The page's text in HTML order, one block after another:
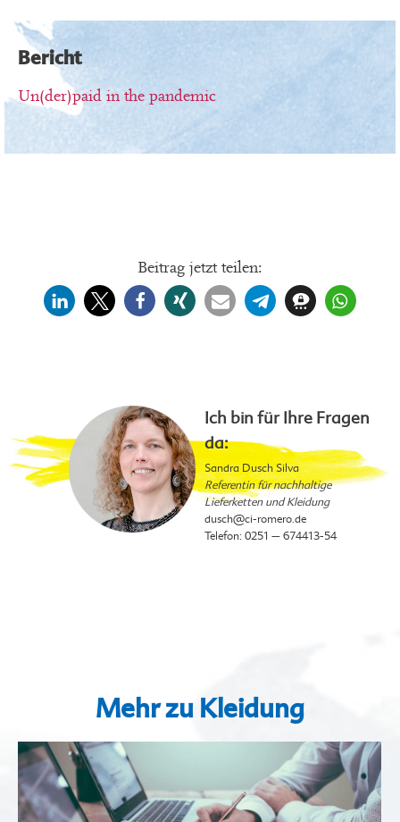
Bericht
Un(der)paid in the pandemic
Beitrag jetzt teilen:
Ich bin für Ihre Fragen
da:
Sandra Dusch Silva
Referentin für nachhaltige
Lieferketten und Kleidung
dusch@ci-romero.de
Telefon: 0251 – 674413-54
Mehr zu Kleidung